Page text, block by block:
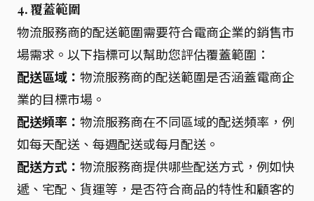
4. 覆蓋範圍
物流服務商的配送範圍需要符合電商企業的銷售市
場需求。以下指標可以幫助您評估覆蓋範圍：
配送區域： 物流服務商的配送範圍是否涵蓋電商企
業的目標市場。
配送頻率： 物流服務商在不同區域的配送頻率，例
如每天配送、每週配送或每月配送。
配送方式： 物流服務商提供哪些配送方式，例如快
遞、宅配、貨運等，是否符合商品的特性和顧客的